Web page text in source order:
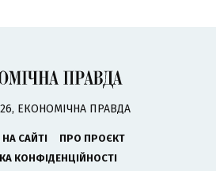
ЕКОНОМІЧНА ПРАВДА
САЙТІ
ПРО ПРОЄКТ
КОНФІДЕНЦІЙНОСТІ